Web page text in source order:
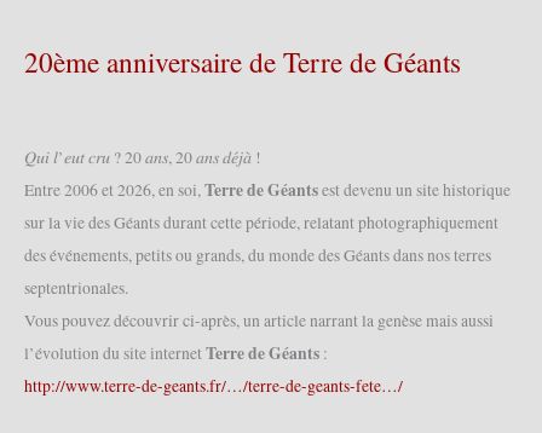
20ème anniversaire de Terre de Géants
𝑄𝑢𝑖 𝑙’𝑒𝑢𝑡 𝑐𝑟𝑢 ? 20 𝑎𝑛𝑠, 20 𝑎𝑛𝑠 𝑑𝑒́𝑗𝑎̀ !
Entre 2006 et 2026, en soi,Terre de Géantsest devenu un site historique
sur la vie des Géants durant cette période, relatant photographiquement
des événements, petits ou grands, du monde des Géants dans nos terres
septentrionales.
Vous pouvez découvrir ci-après, un article narrant la genèse mais aussi
l’évolution du site internet Terre de Géants :
http://www.terre-de-geants.fr/…/terre-de-geants-fete…/